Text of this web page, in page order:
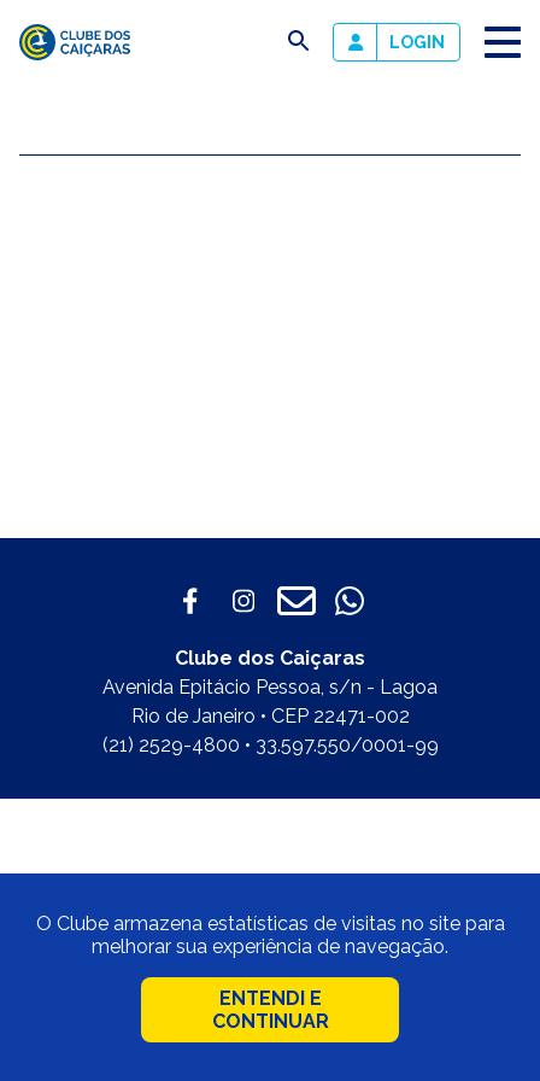
Caiçaras
busca LOGIN
Clube dos Caiçaras
Avenida Epitácio Pessoa, s/n - Lagoa
Rio de Janeiro • CEP 22471-002
(21) 2529-4800 • 33.597.550/0001-99
O Clube armazena estatísticas de visitas no site para
melhorar sua experiência de navegação.
ENTENDI E
CONTINUAR